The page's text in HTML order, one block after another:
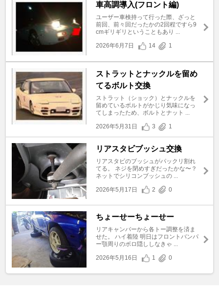
車高調導入(フロント編)
ユーザー車検持って行った際、ざっと
前回、前々回だったかの2回程ですら9
cmギリギリということもあり ...
2026年6月7日
14 1
ストラットとナックルを留め
てるボルト交換
ストラット（ショック）とナックルを
留めているボルトがかじり気味になっ
てしまったため、ボルトとナット ...
2026年5月31日
3 1
リアスタビブッシュ交換
リアスタビのブッシュがパックリ割れ
てる。 ネジを閉めすぎだったかな〜？
ネットでシリコンブッシュの ...
2026年5月17日
2 0
ちょーせーちょーせー
リアキャンバーから各トー調整を済ま
せた。 ハイ着陸 明日はフロントバンパ
ー顎周りのボロ隠ししなきゃ ...
2026年5月16日
1 0